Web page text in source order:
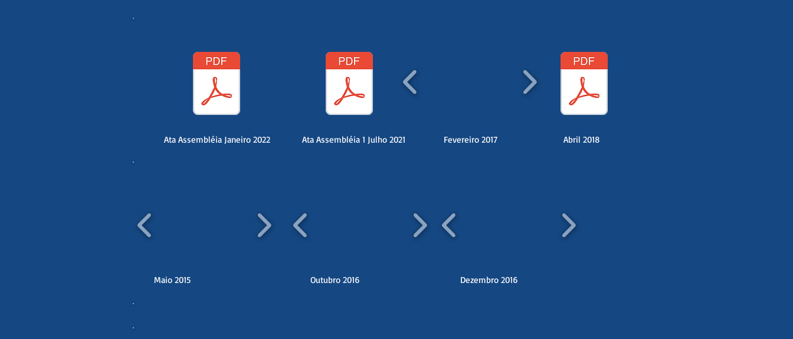
Ata Assembléia Janeiro 2022 Ata Assembléia 1 Julho 2021 Fevereiro 2017 Abril 2018
Maio 2015 Outubro 2016 Dezembro 2016